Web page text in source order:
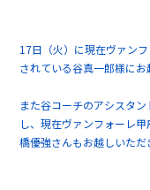
17日（火）に現在ヴァン
されている谷真一郎様にお
また谷コーチのアシスタ
し、現在ヴァンフォーレ
橋優強さんもお越しいただ